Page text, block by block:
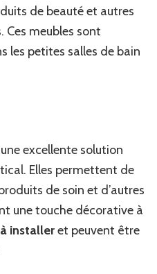
de beauté et autres
Ces meubles sont
les petites salles de bain
excellente solution
Elles permettent de
de soin et d’autres
une touche décorative à
installeret peuvent être